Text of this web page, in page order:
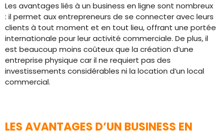
Les avantages liés à un business en ligne sont nombreux
: il permet aux entrepreneurs de se connecter avec leurs
clients à tout moment et en tout lieu, offrant une portée
internationale pour leur activité commerciale. De plus, il
est beaucoup moins coûteux que la création d’une
entreprise physique car il ne requiert pas des
investissements considérables ni la location d’un local
commercial.
LES AVANTAGES D’UN BUSINESS EN